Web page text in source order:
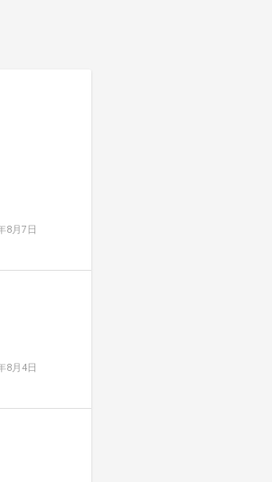
8月7日
8月4日